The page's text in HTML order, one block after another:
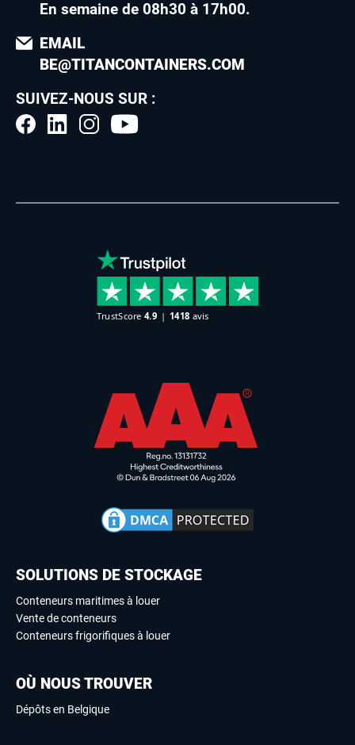
En semaine de 08h30 à 17h00.
EMAIL
BE@TITANCONTAINERS.COM
SUIVEZ-NOUS SUR :
SOLUTIONS DE STOCKAGE
Conteneurs maritimes à louer
Vente de conteneurs
Conteneurs frigorifiques à louer
OÙ NOUS TROUVER
Dépôts en Belgique